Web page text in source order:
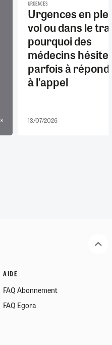
8
URGENCES
Urgences en
vol ou dans le
pourquoi des
médecins
parfois à
à l'appel
13/07/2026
AIDE
FAQ Abonnement
FAQ Egora